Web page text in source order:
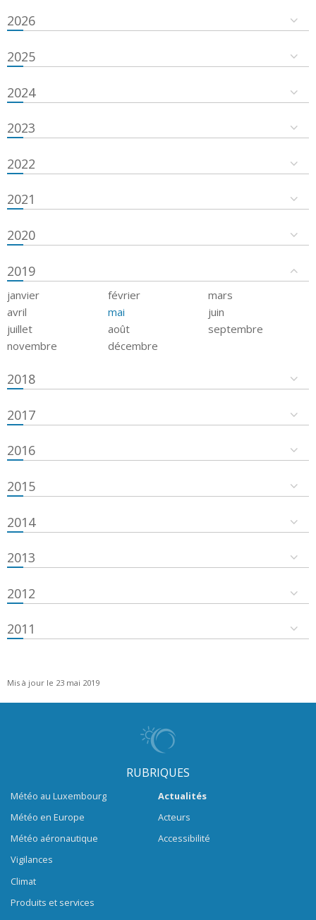
2026
2025
2024
2023
2022
2021
2020
2019
janvier février
mars
avril
mai
juin
juillet
août
septembre
novembre
décembre
2018
2017
2016
2015
2014
2013
2012
2011
Mis à jour le 23 mai 2019
RUBRIQUES
Météo au Luxembourg
Météo en Europe
Météo aéronautique
Vigilances
Climat
Produits et services
Actualités
Acteurs
Accessibilité